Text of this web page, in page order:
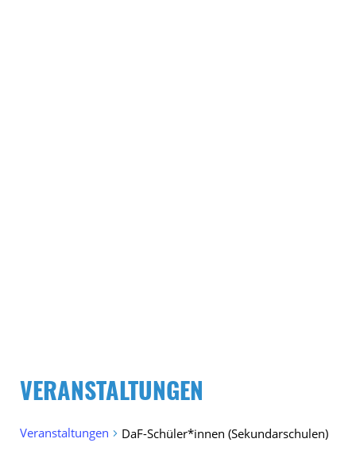
VERANSTALTUNGEN
Veranstaltungen DaF-Schüler*innen (Sekundarschulen)